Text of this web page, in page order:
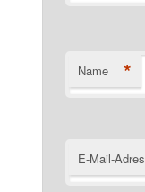
Name *
E-Mail-